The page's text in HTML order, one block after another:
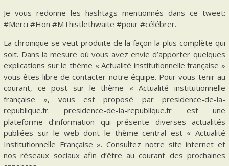
Je vous redonne les hashtags mentionnés dans ce tweet:
#Merci #Hon #MThistlethwaite #pour #célébrer.
La chronique se veut produite de la façon la plus complète qui
soit. Dans la mesure où vous avez envie d’apporter quelques
explications sur le thème « Actualité institutionnelle française »
vous êtes libre de contacter notre équipe. Pour vous tenir au
courant, ce post sur le thème « Actualité institutionnelle
française », vous est proposé par presidence-de-la-
republique.fr. presidence-de-la-republique.fr est une
plateforme d’information qui présente diverses actualités
publiées sur le web dont le thème central est « Actualité
Institutionnelle Française ». Consultez notre site internet et
nos réseaux sociaux afin d’être au courant des prochaines